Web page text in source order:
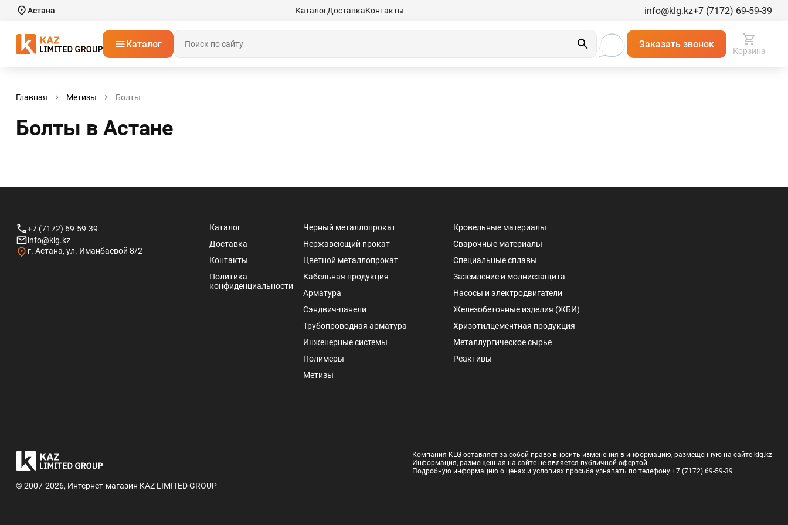
Астана КаталогДоставкаКонтакты info@klg.kz+7 (7172) 69-59-39
Каталог Заказать звонок
Корзина
Главная Метизы Болты
Болты в Астанe
+7 (7172) 69-59-39
info@klg.kz
г. Астана, ул. Иманбаевой 8/2
Каталог
Доставка
Контакты
Политика
конфиденциальности
Черный металлопрокат
Нержавеющий прокат
Цветной металлопрокат
Кабельная продукция
Арматура
Сэндвич-панели
Трубопроводная арматура
Инженерные системы
Полимеры
Метизы
Кровельные материалы
Сварочные материалы
Специальные сплавы
Заземление и молниезащита
Насосы и электродвигатели
Железобетонные изделия (ЖБИ)
Хризотилцементная продукция
Металлургическое сырье
Реактивы
© 2007-2026, Интернет-магазин KAZ LIMITED GROUP
Компания KLG оставляет за собой право вносить изменения в информацию, размещенную на сайте klg.kz
Информация, размещенная на сайте не является публичной офертой
Подробную информацию о ценах и условиях просьба узнавать по телефону +7 (7172) 69-59-39